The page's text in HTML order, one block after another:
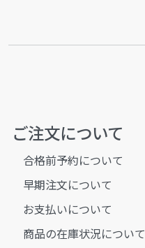
ご注文について
合格前予約について
早期注文について
お支払いについて
商品の在庫状況について